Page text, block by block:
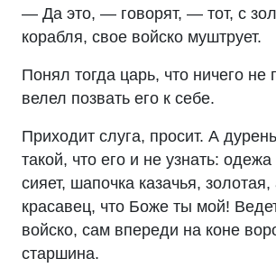
— Да это, — говорят, — тот, с
корабля, свое войско муштрует.
Понял тогда царь, что ничего не
велел позвать его к себе.
Приходит слуга, просит. А
такой, что его и не узнать:
сияет, шапочка казачья,
красавец, что Боже ты мой!
войско, сам впереди на коне
старшина.